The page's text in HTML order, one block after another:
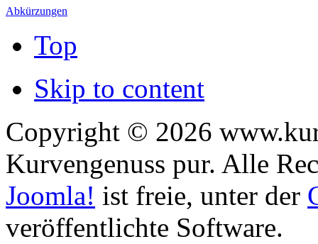
Abkürzungen
Top
Skip to content
Copyright © 2026
Kurvengenuss pur. Alle
Joomla! ist freie, unter der
veröffentlichte Software.